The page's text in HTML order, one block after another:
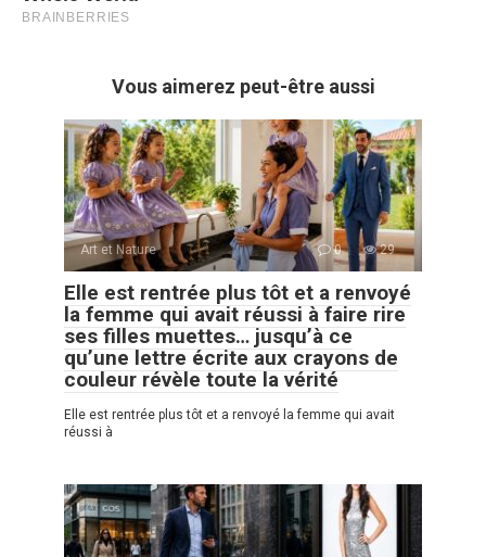
Vous aimerez peut-être aussi
Art et Nature 0 29
Elle est rentrée plus tôt et a renvoyé
la femme qui avait réussi à faire rire
ses filles muettes… jusqu’à ce
qu’une lettre écrite aux crayons de
couleur révèle toute la vérité
Elle est rentrée plus tôt et a renvoyé la femme qui avait
réussi à